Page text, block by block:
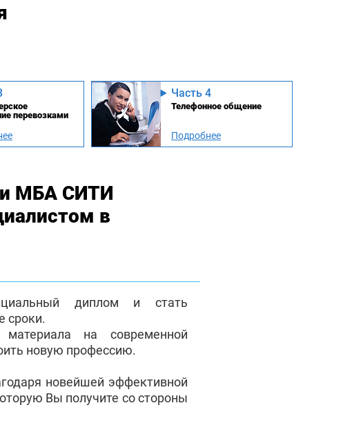
перевозками
Часть 4
Телефонное общение
Подробнее
МБА СИТИ
в
диплом и стать
сроки.
на современной
новую профессию.
новейшей эффективной
Вы получите со стороны